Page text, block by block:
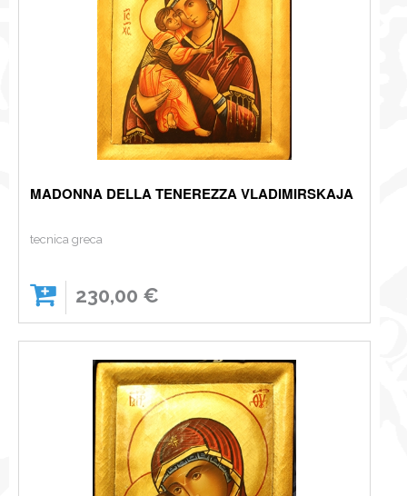
MADONNA DELLA TENEREZZA VLADIMIRSKAJA
tecnica greca
230,00 €